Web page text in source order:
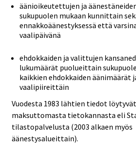
äänioikeutettujen ja
sukupuolen mukaan kunnittain
ennakkoäänestyksessä että
vaalipäivänä
ehdokkaiden ja valittujen
lukumäärät puolueittain
kaikkien ehdokkaiden äänimäärät
vaalipiireittäin
Vuodesta 1983 lähtien tiedot
maksuttomasta tietokannasta eli
tilastopalvelusta (2003 alkaen myös
äänestysalueittain).